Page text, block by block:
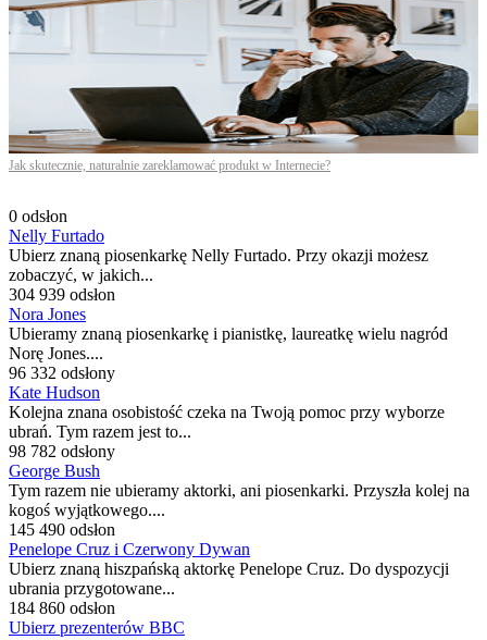
Jak skutecznie, naturalnie zareklamować produkt w Internecie?
0 odsłon
Nelly Furtado
Ubierz znaną piosenkarkę Nelly Furtado. Przy okazji możesz
zobaczyć, w jakich...
304 939 odsłon
Nora Jones
Ubieramy znaną piosenkarkę i pianistkę, laureatkę wielu nagród
Norę Jones....
96 332 odsłony
Kate Hudson
Kolejna znana osobistość czeka na Twoją pomoc przy wyborze
ubrań. Tym razem jest to...
98 782 odsłony
George Bush
Tym razem nie ubieramy aktorki, ani piosenkarki. Przyszła kolej na
kogoś wyjątkowego....
145 490 odsłon
Penelope Cruz i Czerwony Dywan
Ubierz znaną hiszpańską aktorkę Penelope Cruz. Do dyspozycji
ubrania przygotowane...
184 860 odsłon
Ubierz prezenterów BBC